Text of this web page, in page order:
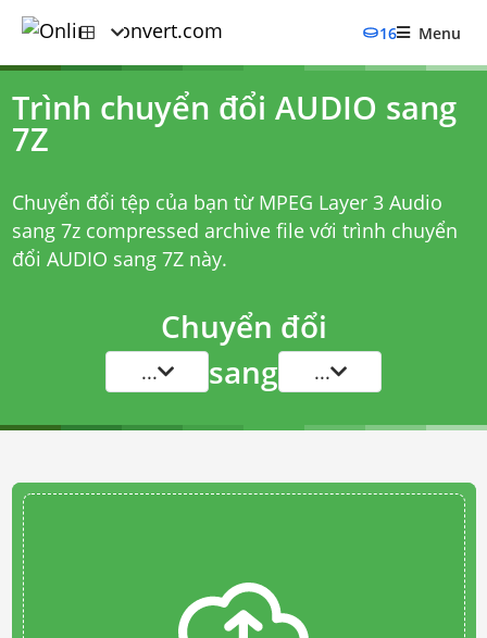
16 Menu
Trình chuyển đổi AUDIO sang
7Z
Chuyển đổi tệp của bạn từ MPEG Layer 3 Audio
sang 7z compressed archive file với trình chuyển
đổi AUDIO sang 7Znày.
Chuyển đổi
... sang ...